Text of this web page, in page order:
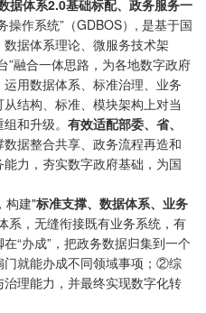
据体系2.0基础标配、政务服务一
操作系统”（GDBOS）, 是基于国
据体系理论、微服务技术架
”融合一体思路，为各地数字政府
用数据体系、标准治理、业务
结构、标准、模块架构上对当
和升级。 有效适配部委、省、
数据整合共享、政务流程再造和
力，夯实数字政府基础，为国
构建"标准支撑、数据体系、业务
系，无缝衔接既有业务系统，有
“办成”，把政务数据归集到一个
门就能办成不同领域事项；②综
理能力，并最终实现数字化转